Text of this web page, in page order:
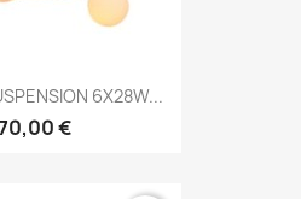
6X28W...
€